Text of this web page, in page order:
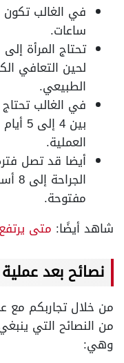
ساعات.
تحتاج المرأة
لحين التعافي
الطبيعي.
في الغالب
بين
العملية.
أيضا قد تصل
مفتوحة.
شاهد أيضًا: متى
نصائح بعد
من خلال تجاربكم مع
من النصائح التي
وهي: